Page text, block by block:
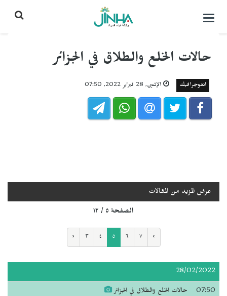
التحكم
حالات الخلع والطلاق في الجزائر
انفوجرافيك الإثنين, 28 فبراير 2022, 07:50
عرض المزيد من المقالات
الصفحة ٥ / ١٢
‹ ٣ ٤ ٥ ٦ ٧ ›
28/02/2022
07:50 حالات الخلع والطلاق في الجزائر